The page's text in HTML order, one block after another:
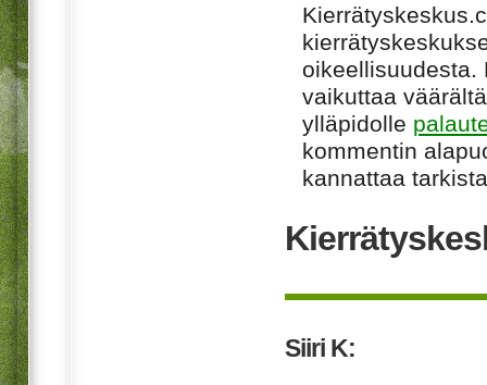
oikeellisuudesta.
vaikuttaa
ylläpidolle
kommentin
kannattaa
Siiri K: